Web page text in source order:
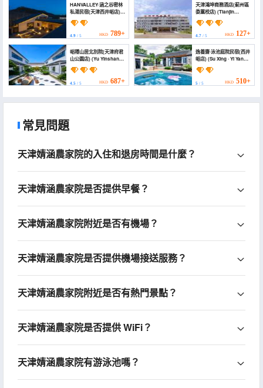
HANVALLEY·涵之谷密林
私湯民宿(天津西井峪店)
(Hanzhi Valley
Secluded Hot Spring
Guesthouse (Tianjin
Xijingyu Branch))
4.9 / 5 HKD 789+
天津鴻坤商務酒店(薊州區
委黨校店) (Tianjin
Hongxu Business
Hotel)
4.7/ 5 HKD 127+
峪隱山居北別院(天津府君
山公園店) (Yu Yinshan
North Courtyard
(Tianjin Fujunshan Park
4.5 / 5 HKD 687+
逸養齋·泳池庭院民宿(西井
峪店) (Su Xing · Yi Yang
Zhai Homestay
(Xijingyu Branch))
5/ 5 HKD 510+
常見問題
天津婧涵農家院的入住和退房時間是什麼？
天津婧涵農家院是否提供早餐？
天津婧涵農家院附近是否有機場？
天津婧涵農家院是否提供機場接送服務？
天津婧涵農家院附近是否有熱門景點？
天津婧涵農家院是否提供 WiFi？
天津婧涵農家院有游泳池嗎？